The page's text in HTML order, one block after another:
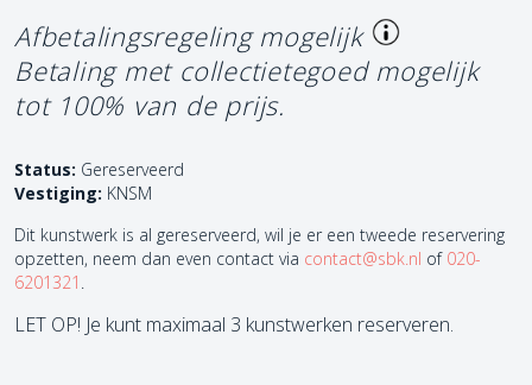
Afbetalingsregeling mogelijk
Betaling met collectietegoed mogelijk
tot 100% van de prijs.
Status: Gereserveerd
Vestiging: KNSM
Dit kunstwerk is al gereserveerd, wil je er een tweede reservering
opzetten, neem dan even contact via contact@sbk.nl of 020-
6201321 .
LET OP! Je kunt maximaal 3 kunstwerken reserveren.